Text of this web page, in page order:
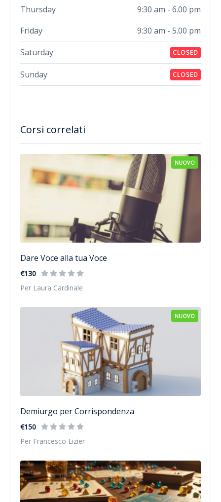
Corsi correlati
NUOVO
Dare Voce alla tua Voce
€130
Per Laura Cardinale
NUOVO
Demiurgo per Corrispondenza
€150
Per Francesco Lizier
Thursday
9:30 am - 6.00 pm
Friday
9:30 am - 5.00 pm
Saturday
CLOSED
Sunday CLOSED